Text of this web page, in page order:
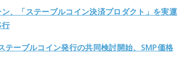
、「ステーブルコイン決済プロダクト」を実運
テーブルコイン発行の共同検討開始、SMP価格